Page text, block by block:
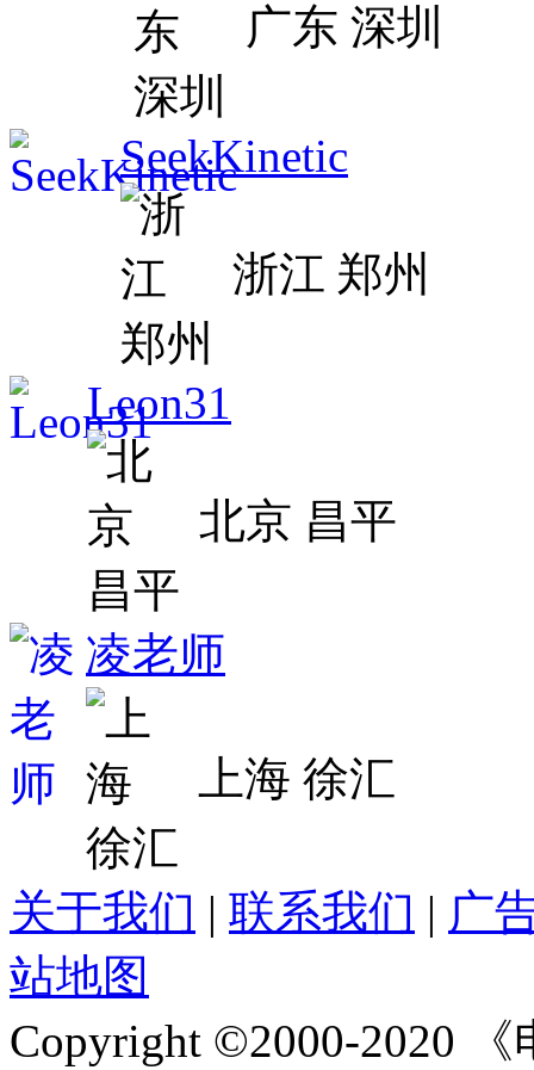
广东 深圳
SeekKinetic
浙江 郑州
Leon31
北京 昌平
凌老师
上海 徐汇
关于我们 | 联系我们 | 广
站地图
Copyright ©2000-2020